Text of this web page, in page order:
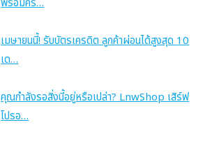
พร้อมคร…
เมษายนนี้! รับบัตรเครดิต ลูกค้าผ่อนได้สูงสุด 10
เด…
คุณกำลังรอสิ่งนี้อยู่หรือเปล่า? LnwShop เสิร์ฟ
โปรอ…